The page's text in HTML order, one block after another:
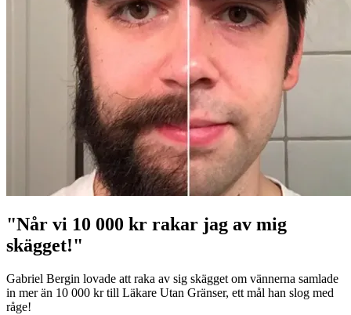
"Når vi 10 000 kr rakar jag av mig
skägget!"
Gabriel Bergin lovade att raka av sig skägget om vännerna samlade
in mer än 10 000 kr till Läkare Utan Gränser, ett mål han slog med
råge!